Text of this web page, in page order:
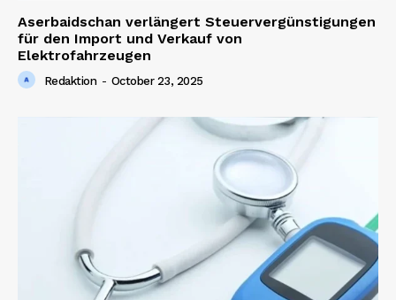
Aserbaidschan verlängert Steuervergünstigungen
für den Import und Verkauf von
Elektrofahrzeugen
Redaktion - October 23, 2025